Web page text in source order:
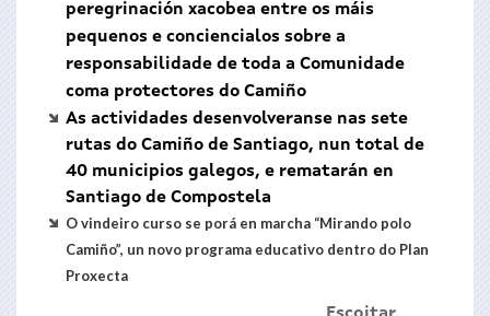
peregrinación xacobea entre os máis
pequenos e conciencialos sobre a
responsabilidade de toda a Comunidade
coma protectores do Camiño
As actividades desenvolveranse nas sete
rutas do Camiño de Santiago, nun total de
40 municipios galegos, e rematarán en
Santiago de Compostela
Ovindeiro curso se porá en marcha “Mirando polo
Camiño”, un novo programa educativo dentro do Plan
Proxecta